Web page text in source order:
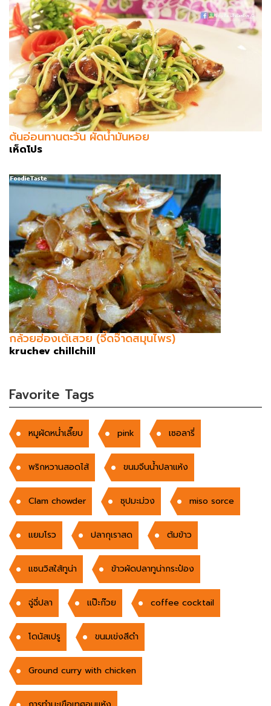
ต้นอ่อนทานตะวัน ผัดน้ำมันหอย
เห็ดโปร
กล้วยฮ่องเต้เสวย (จี๊ดจ๊าดสมุนไพร)
kruchev chillchill
Favorite Tags
หมูผัดหน่ำเลี๊ยบ pink เซอลารี่
พริกหวานสอดไส้ ขนมจีนน้ำปลาแห้ง
Clam chowder ซุปมะม่วง miso sorce
แยมโรว ปลากุเราสด ต้มข้าว
แซนวิสใส้ทูน่า ข้าวผัดปลาทูน่ากระป๋อง
ฉู่ฉี่ปลา แป๊ะก๊วย coffee cocktail
โดนัสเปรู ขนมเข่งสีดำ
Ground curry with chicken